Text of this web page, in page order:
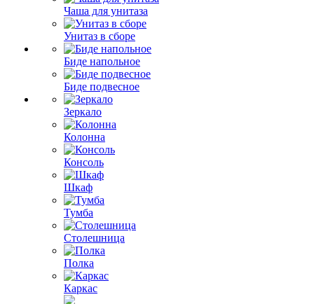
Чаша для унитаза
Унитаз в сборе
Биде напольное
Биде подвесное
Зеркало
Колонна
Консоль
Шкаф
Тумба
Столешница
Полка
Каркас